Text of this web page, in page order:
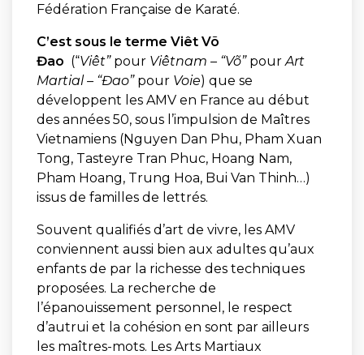
Fédération Française de Karaté.
C’est sous le terme Viêt Võ
Đao (“Viêt” pour Viêtnam – “Võ” pour Art
Martial – “Đao” pour Voie) que se
développent les AMV en France au début
des années 50, sous l’impulsion de Maîtres
Vietnamiens (Nguyen Dan Phu, Pham Xuan
Tong, Tasteyre Tran Phuc, Hoang Nam,
Pham Hoang, Trung Hoa, Bui Van Thinh…)
issus de familles de lettrés.
Souvent qualifiés d’art de vivre, les AMV
conviennent aussi bien aux adultes qu’aux
enfants de par la richesse des techniques
proposées. La recherche de
l’épanouissement personnel, le respect
d’autrui et la cohésion en sont par ailleurs
les maîtres-mots. Les Arts Martiaux